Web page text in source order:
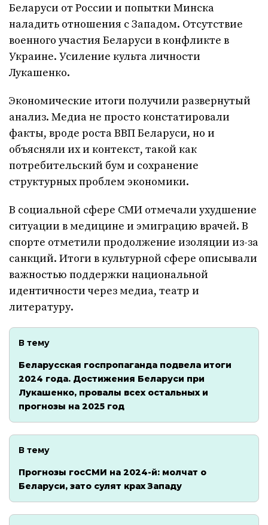
Беларуси от России и попытки Минска
наладить отношения с Западом. Отсутствие
военного участия Беларуси в конфликте в
Украине. Усиление культа личности
Лукашенко.
Экономические итоги получили развернутый
анализ. Медиа не просто констатировали
факты, вроде роста ВВП Беларуси, но и
объясняли их и контекст, такой как
потребительский бум и сохранение
структурных проблем экономики.
В социальной сфере СМИ отмечали ухудшение
ситуации в медицине и эмиграцию врачей. В
спорте отметили продолжение изоляции из-за
санкций. Итоги в культурной сфере описывали
важностью поддержки национальной
идентичности через медиа, театр и
литературу.
В тему
Беларусская госпропаганда подвела итоги
2024 года. Достижения Беларуси при
Лукашенко, провалы всех остальных и
прогнозы на 2025 год
В тему
Прогнозы госСМИ на 2024-й: молчат о
Беларуси, зато сулят крах Западу